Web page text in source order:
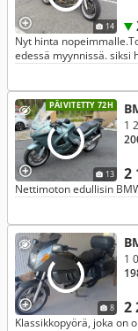
14
Nyt hinta
edessä myynnissä. siksi
PÄIVITETTY 72H
13 2
1
Nettimoton edullisin
8 2
1
Klassikkopyörä, joka on